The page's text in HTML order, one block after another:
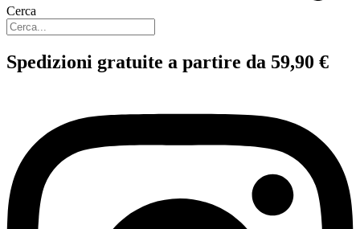
Cerca
Spedizioni gratuite a partire da 59,90 €